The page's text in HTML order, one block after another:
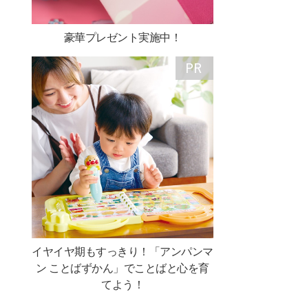
豪華プレゼント実施中！
イヤイヤ期もすっきり！「アンパンマ
ン ことばずかん」でことばと心を育
てよう！